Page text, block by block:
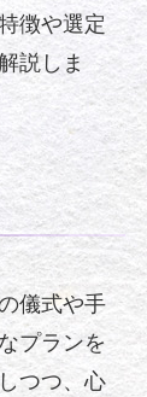
徴や選定
説しま
儀式や手
プランを
つつ、心